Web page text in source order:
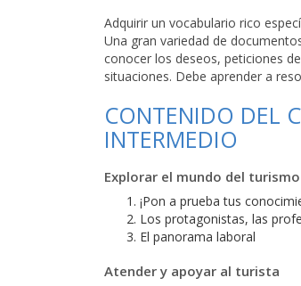
Adquirir un vocabulario rico
Una gran variedad de
conocer los deseos, peticiones
situaciones. Debe aprender a
CONTENIDO DEL
INTERMEDIO
Explorar el mundo del turismo
¡Pon a prueba tus
Los protagonistas, las
El panorama laboral
Atender y apoyar al turista